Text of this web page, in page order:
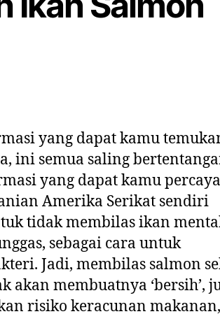
yang dapat kamu
ini semua saling
yang dapat kamu
Amerika Serikat sendiri
tidak membilas ikan
sebagai cara untuk
Jadi, membilas salmon
akan membuatnya ‘bersih’,
risiko keracunan